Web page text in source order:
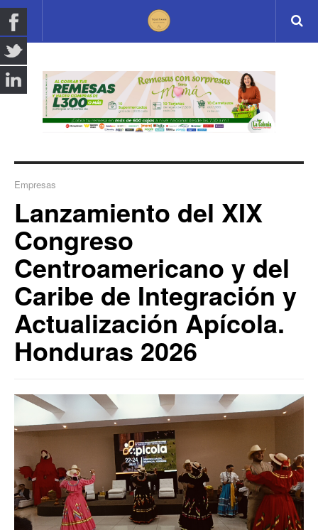
Empresas
Lanzamiento del XIX
Congreso
Centroamericano y del
Caribe de Integración y
Actualización Apícola.
Honduras 2026